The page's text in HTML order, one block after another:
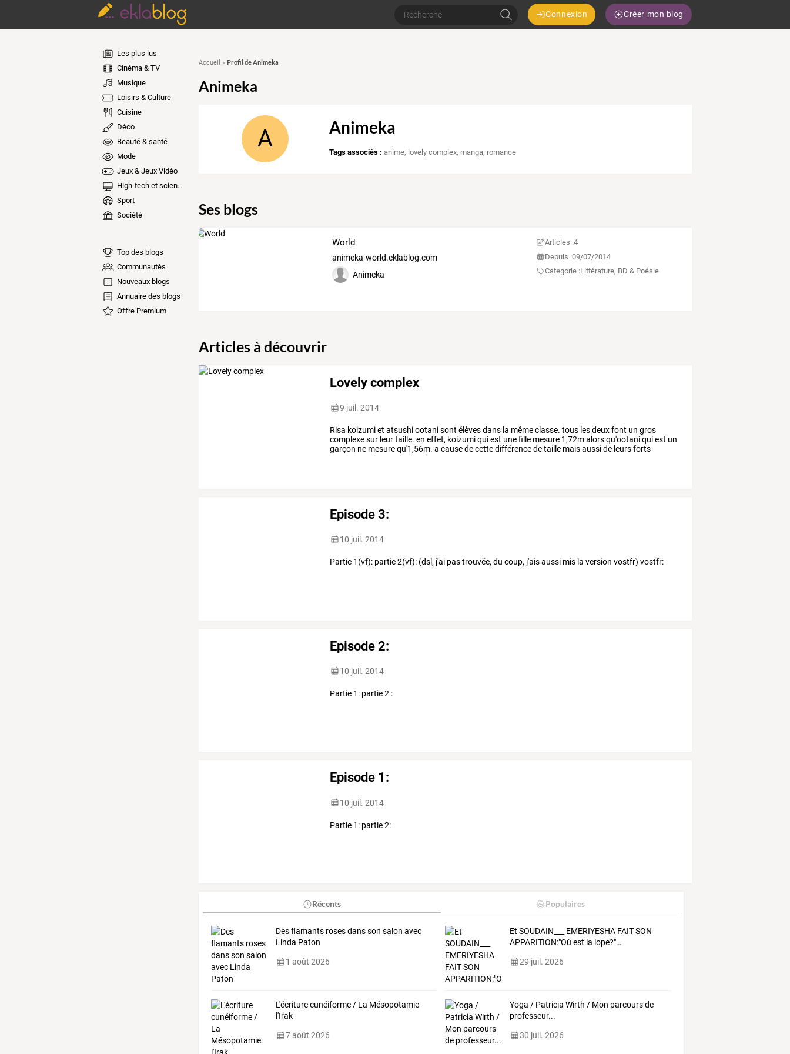
Connexion Créer mon blog
Les plus lus
Cinéma & TV
Musique
Loisirs & Culture
Cuisine
Déco
Beauté & santé
Mode
Jeux & Jeux Vidéo
High-tech et sciences
Sport
Société
Top des blogs
Communautés
Nouveaux blogs
Annuaire des blogs
Offre Premium
Accueil » Profil de Animeka
Animeka
A Animeka
Tags associés : anime, lovely complex, manga, romance
Ses blogs
World
animeka-world.eklablog.com
Animeka
Articles :4
Depuis :09/07/2014
Categorie :Littérature, BD & Poésie
Articles à découvrir
Lovely complex
9 juil. 2014
Risa koizumiet atsushiootanisont élèvesdans la mêmeclasse. tous lesdeuxfont un gros
complexesur leurtaille. en effet, koizumiquiest unefille mesure 1,72malorsqu'ootaniquiest un
garçon ne mesurequ'1,56m. a causedecettedifférencedetaille maisausside leursforts
caractères,
ils de
Episode 3:
10 juil. 2014
Partie 1(vf): partie 2(vf): (dsl, j'ai pas trouvée, du coup, j'ais aussi mis la version vostfr) vostfr:
Episode 2:
10 juil. 2014
Partie 1: partie 2 :
Episode 1:
10 juil. 2014
Partie 1: partie 2:
Récents Populaires
Des flamants roses dans son salon avec
Linda Paton
1 août 2026
Et SOUDAIN___ EMERIYESHA FAITSON
APPARITION:"Où est la lope?"…
29 juil. 2026
L'écriture cunéiforme / La Mésopotamie
l'Irak
7 août 2026
Yoga / Patricia Wirth / Mon parcours de
professeur...
30 juil. 2026